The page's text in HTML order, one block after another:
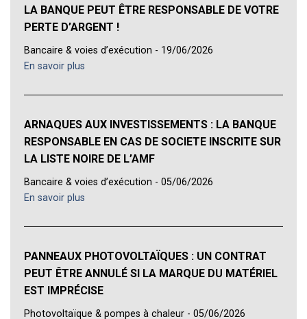
LA BANQUE PEUT ÊTRE RESPONSABLE DE VOTRE
PERTE D’ARGENT !
Bancaire & voies d’exécution - 19/06/2026
En savoir plus
ARNAQUES AUX INVESTISSEMENTS : LA BANQUE
RESPONSABLE EN CAS DE SOCIETE INSCRITE SUR
LA LISTE NOIRE DE L’AMF
Bancaire & voies d’exécution - 05/06/2026
En savoir plus
PANNEAUX PHOTOVOLTAÏQUES : UN CONTRAT
PEUT ÊTRE ANNULÉ SI LA MARQUE DU MATÉRIEL
EST IMPRÉCISE
Photovoltaïque & pompes à chaleur - 05/06/2026